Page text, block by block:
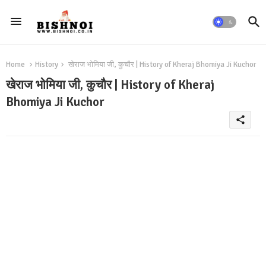
Home History खेराज भोमिया जी, कुचौर | History of Kheraj Bhomiya Ji Kuchor
खेराज भोमिया जी, कुचौर | History of Kheraj
Bhomiya Ji Kuchor
share